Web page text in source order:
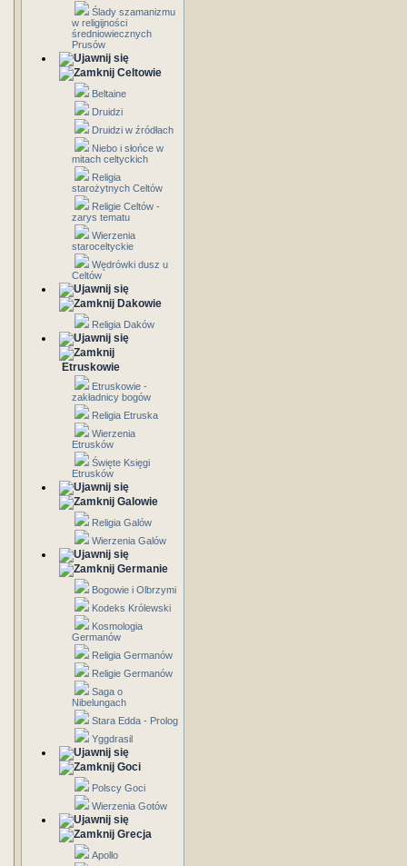
Ślady szamanizmu
w religijności
średniowiecznych
Prusów
Celtowie
Beltaine
Druidzi
Druidzi w źródłach
Niebo i słońce w
mitach celtyckich
Religia
starożytnych Celtów
Religie Celtów -
zarys tematu
Wierzenia
staroceltyckie
Wędrówki dusz u
Celtów
Dakowie
Religia Daków
Etruskowie
Etruskowie -
zakładnicy bogów
Religia Etruska
Wierzenia
Etrusków
Święte Księgi
Etrusków
Galowie
Religia Galów
Wierzenia Galów
Germanie
Bogowie i Olbrzymi
Kodeks Królewski
Kosmologia
Germanów
Religia Germanów
Religie Germanów
Saga o
Nibelungach
Stara Edda - Prolog
Yggdrasil
Goci
Polscy Goci
Wierzenia Gotów
Grecja
Apollo